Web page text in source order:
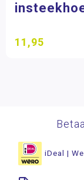
11,95
iDeal |